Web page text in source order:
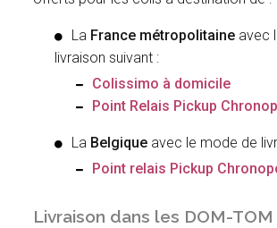
La France métropolitaine avec
livraison suivant :
Colissimo à domicile
Point Relais Pickup
La Belgique avec le mode de
Point relais Pickup
Livraison dans les DOM-TOM